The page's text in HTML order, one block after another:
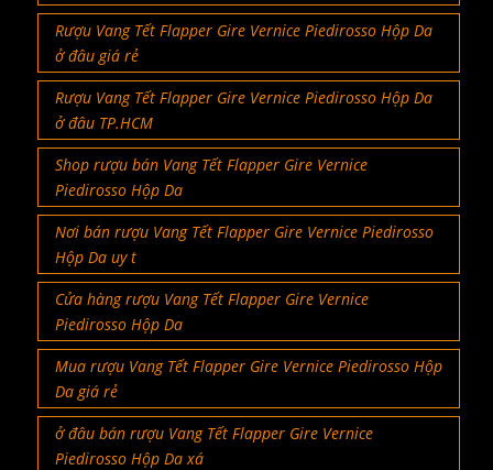
Rượu Vang Tết Flapper Gire Vernice Piedirosso Hộp Da
ở đâu giá rẻ
Rượu Vang Tết Flapper Gire Vernice Piedirosso Hộp Da
ở đâu TP.HCM
Shop rượu bán Vang Tết Flapper Gire Vernice
Piedirosso Hộp Da
Nơi bán rượu Vang Tết Flapper Gire Vernice Piedirosso
Hộp Da uy t
Cửa hàng rượu Vang Tết Flapper Gire Vernice
Piedirosso Hộp Da
Mua rượu Vang Tết Flapper Gire Vernice Piedirosso Hộp
Da giá rẻ
ở đâu bán rượu Vang Tết Flapper Gire Vernice
Piedirosso Hộp Da xá